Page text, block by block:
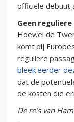
officiële debuut
Geen
Hoewel de
komt bij
reguliere
bleek eerder
dat de
de kosten die
De reis van